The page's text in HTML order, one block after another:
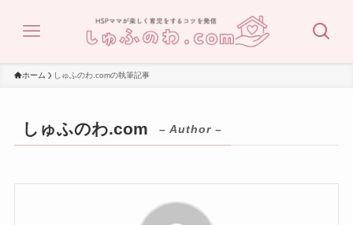
ホーム しゅふのわ.comの執筆記事
しゅふのわ.com – Author –